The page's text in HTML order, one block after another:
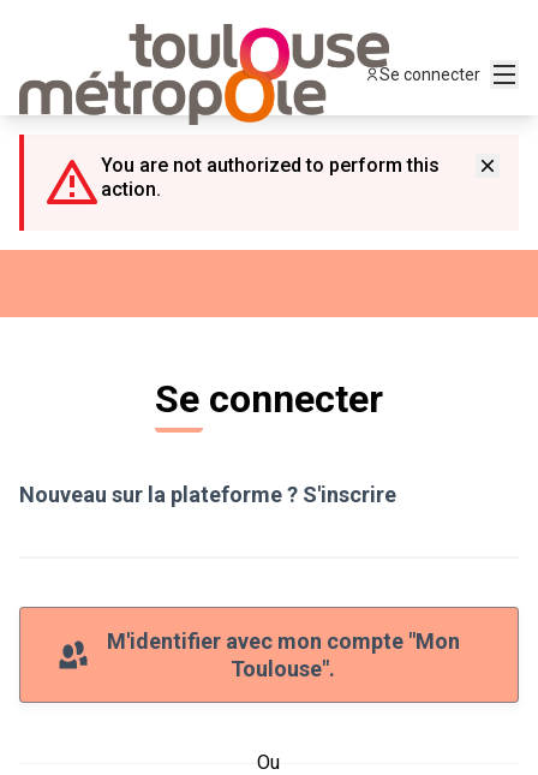
Se connecter
You are not authorized to perform this
action.
Se connecter
Nouveau sur la plateforme ? S'inscrire
M'identifier avec mon compte "Mon
Toulouse".
Ou